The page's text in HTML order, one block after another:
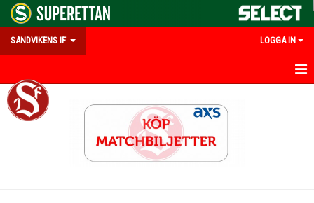
SANDVIKENS IF LOGGA IN
HEM